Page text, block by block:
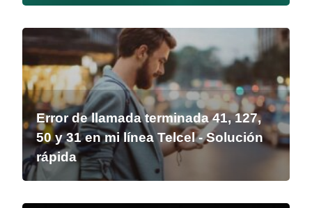
Error de llamada terminada 41, 127,
50 y 31 en mi línea Telcel - Solución
rápida